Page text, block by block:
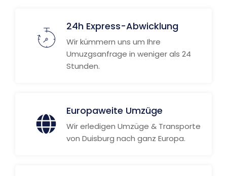
24h Express-Abwicklung
Wir kümmern uns um Ihre
Umuzgsanfrage in weniger als 24
Stunden.
Europaweite Umzüge
Wir erledigen Umzüge & Transporte
von Duisburg nach ganz Europa.